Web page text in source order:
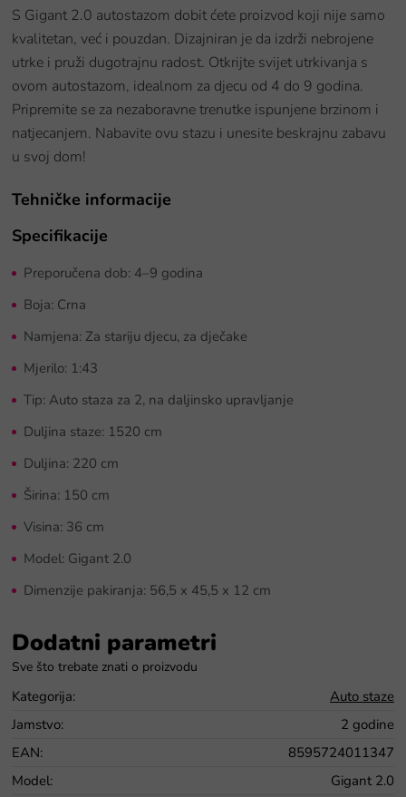
S Gigant 2.0 autostazom dobit ćete proizvod koji nije samo
kvalitetan, već i pouzdan. Dizajniran je da izdrži nebrojene
utrke i pruži dugotrajnu radost. Otkrijte svijet utrkivanja s
ovom autostazom, idealnom za djecu od 4 do 9 godina.
Pripremite se za nezaboravne trenutke ispunjene brzinom i
natjecanjem. Nabavite ovu stazu i unesite beskrajnu zabavu
u svoj dom!
Tehničke informacije
Specifikacije
Preporučena dob: 4–9 godina
Boja: Crna
Namjena: Za stariju djecu, za dječake
Mjerilo: 1:43
Tip: Auto staza za 2, na daljinsko upravljanje
Duljina staze: 1520 cm
Duljina: 220 cm
Širina: 150 cm
Visina: 36 cm
Model: Gigant 2.0
Dimenzije pakiranja: 56,5 x 45,5 x 12 cm
Dodatni parametri
Kategorija:
Auto staze
Jamstvo:
2 godine
EAN:
8595724011347
Model:
Gigant 2.0